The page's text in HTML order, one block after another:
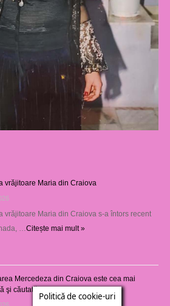
vrăjitoare Maria din Craiova
vrăjitoare Maria din Craiova s-a întors recent
… Citește mai mult »
Mercedeza din Craiova este cea mai
şi căutată
Politică de cookie-uri